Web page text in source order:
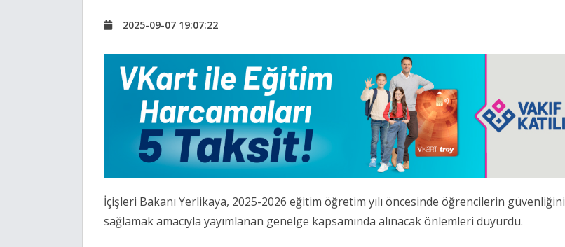
2025-09-07 19:07:22
İçişleri Bakanı Yerlikaya, 2025-2026 eğitim öğretim yılı öncesinde öğrencilerin güvenliğini
sağlamak amacıyla yayımlanan genelge kapsamında alınacak önlemleri duyurdu.